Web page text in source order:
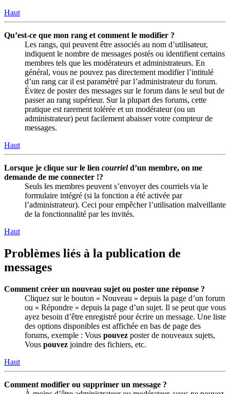
Haut
Qu’est-ce que mon rang et comment le modifier ?
Les rangs, qui peuvent être associés au nom d’utilisateur,
indiquent le nombre de messages postés ou identifient certains
membres tels que les modérateurs et administrateurs. En
général, vous ne pouvez pas directement modifier l’intitulé
d’un rang car il est paramétré par l’administrateur du forum.
Évitez de poster des messages sur le forum dans le seul but de
passer au rang supérieur. Sur la plupart des forums, cette
pratique est rarement tolérée et un modérateur (ou un
administrateur) peut facilement abaisser votre compteur de
messages.
Haut
Lorsque je clique sur le lien courrield’un membre, on me
demande de me connecter !?
Seuls les membres peuvent s’envoyer des courriels via le
formulaire intégré (si la fonction a été activée par
l’administrateur). Ceci pour empêcher l’utilisation malveillante
de la fonctionnalité par les invités.
Haut
Problèmes liés à la publication de
messages
Comment créer un nouveau sujet ou poster une réponse ?
Cliquez sur le bouton « Nouveau » depuis la page d’un forum
ou « Répondre » depuis la page d’un sujet. Il se peut que vous
ayez besoin d’être enregistré pour écrire un message. Une liste
des options disponibles est affichée en bas de page des
forums, exemple : Vous pouvez poster de nouveaux sujets,
Vous pouvez joindre des fichiers, etc.
Haut
Comment modifier ou supprimer un message ?